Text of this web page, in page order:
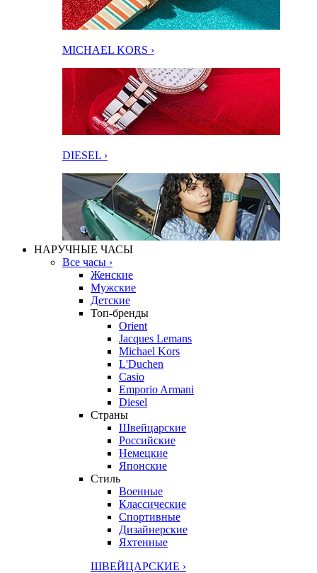
MICHAEL KORS ›
DIESEL ›
НАРУЧНЫЕ ЧАСЫ
Все часы ›
Женские
Мужские
Детские
Топ-бренды
Orient
Jacques Lemans
Michael Kors
L'Duchen
Casio
Emporio Armani
Diesel
Страны
Швейцарские
Российские
Немецкие
Японские
Стиль
Военные
Классические
Спортивные
Дизайнерские
Яхтенные
ШВЕЙЦАРСКИЕ ›